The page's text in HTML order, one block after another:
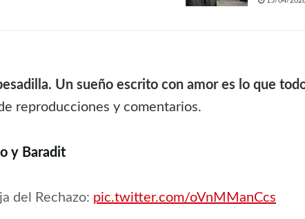
Un sueño escrito con amor es lo que
reproducciones y comentarios.
y Baradit
del Rechazo: pic.twitter.com/oVnMManCcs